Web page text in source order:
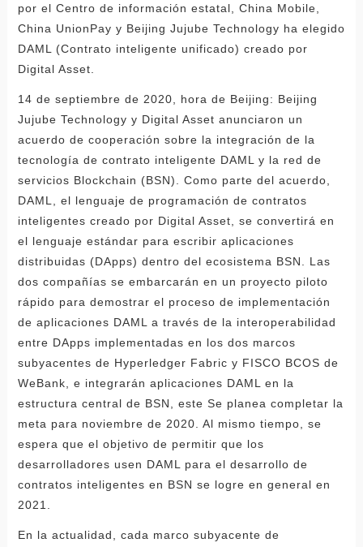
por el Centro de información estatal, China Mobile,
China UnionPay y Beijing Jujube Technology ha elegido
DAML (Contrato inteligente unificado) creado por
Digital Asset.
14 de septiembre de 2020, hora de Beijing: Beijing
Jujube Technology y Digital Asset anunciaron un
acuerdo de cooperación sobre la integración de la
tecnología de contrato inteligente DAML y la red de
servicios Blockchain (BSN). Como parte del acuerdo,
DAML, el lenguaje de programación de contratos
inteligentes creado por Digital Asset, se convertirá en
el lenguaje estándar para escribir aplicaciones
distribuidas (DApps) dentro del ecosistema BSN. Las
dos compañías se embarcarán en un proyecto piloto
rápido para demostrar el proceso de implementación
de aplicaciones DAML a través de la interoperabilidad
entre DApps implementadas en los dos marcos
subyacentes de Hyperledger Fabric y FISCO BCOS de
WeBank, e integrarán aplicaciones DAML en la
estructura central de BSN, este Se planea completar la
meta para noviembre de 2020. Al mismo tiempo, se
espera que el objetivo de permitir que los
desarrolladores usen DAML para el desarrollo de
contratos inteligentes en BSN se logre en general en
2021.
En la actualidad, cada marco subyacente de